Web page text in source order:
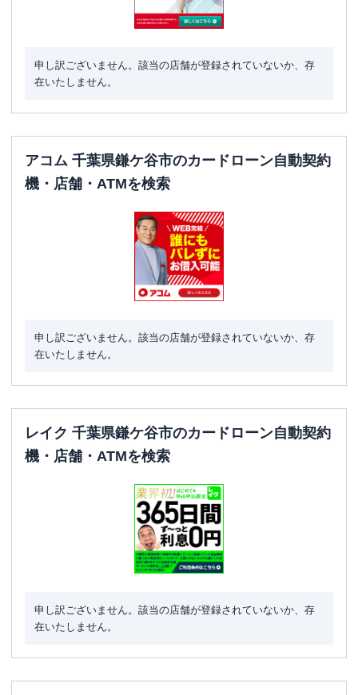
申し訳ございません。該当の店舗が登録されていないか、存
在いたしません。
アコム 千葉県鎌ケ谷市のカードローン自動契約
機・店舗・ATMを検索
申し訳ございません。該当の店舗が登録されていないか、存
在いたしません。
レイク 千葉県鎌ケ谷市のカードローン自動契約
機・店舗・ATMを検索
申し訳ございません。該当の店舗が登録されていないか、存
在いたしません。